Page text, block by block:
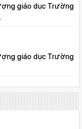
giáo dục Trường
giáo dục Trường
giáo dục Trường